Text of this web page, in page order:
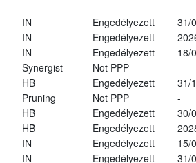
IN Engedélyezett
31/
IN Engedélyezett
IN Engedélyezett
18/
Synergist Not PPP
-
HB Engedélyezett
31/
Pruning Not PPP
-
HB Engedélyezett
30/
HB Engedélyezett
IN Engedélyezett
15/
IN Engedélyezett
31/